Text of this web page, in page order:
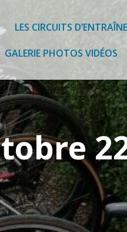
LES CIRCUITS
GALERIE PHOTOS VIDÉOS